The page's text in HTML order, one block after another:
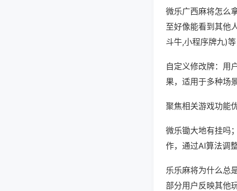
微乐广西麻将怎么
至好像能看到其他
斗牛,小程序牌九)
自定义修改牌：用
果，适用于多种场
聚焦相关游戏功能
微乐锄大地有挂吗
作，通过AI算法调
乐乐麻将为什么总
部分用户反映其他